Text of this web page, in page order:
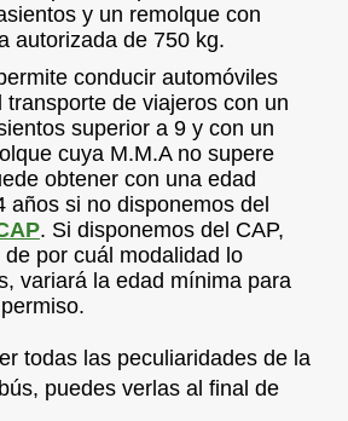
y un remolque con
autorizada de 750 kg.
conducir automóviles
transporte de viajeros con un
superior a 9 y con un
cuya M.M.A no supere
obtener con una edad
años si no disponemos del
. Si disponemos del CAP,
por cuál modalidad lo
variará la edad mínima para
todas las peculiaridades de la
puedes verlas al final de